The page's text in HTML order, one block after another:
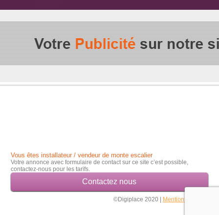
Vous êtes installateur / vendeur de monte escalier
Votre annonce avec formulaire de contact sur ce site c’est possible,
contactez-nous pour les tarifs.
Contactez nous
©Digiplace 2020 | Mentions légales